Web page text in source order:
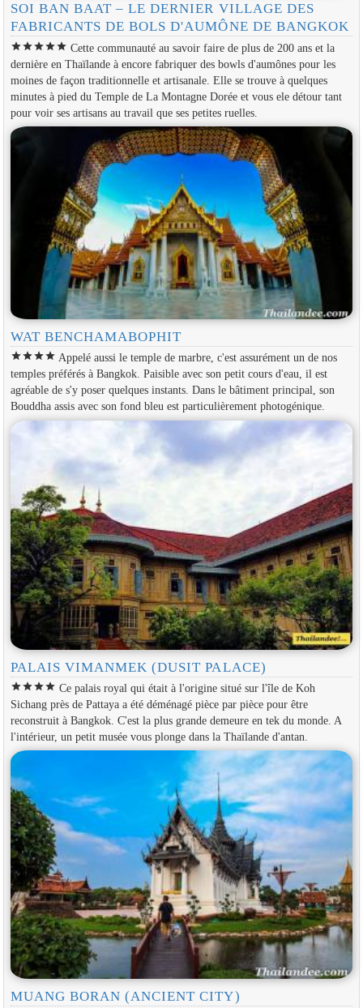
SOI BAN BAAT – LE DERNIER VILLAGE DES
FABRICANTS DE BOLS D'AUMÔNE DE BANGKOK
starstarstarstarstar Cette communauté au savoir faire de plus de 200 ans et la
dernière en Thaïlande à encore fabriquer des bowls d'aumônes pour les
moines de façon traditionnelle et artisanale. Elle se trouve à quelques
minutes à pied du Temple de La Montagne Dorée et vous ele détour tant
pour voir ses artisans au travail que ses petites ruelles.
WAT BENCHAMABOPHIT
starstarstarstar Appelé aussi le temple de marbre, c'est assurément un de nos
temples préférés à Bangkok. Paisible avec son petit cours d'eau, il est
agréable de s'y poser quelques instants. Dans le bâtiment principal, son
Bouddha assis avec son fond bleu est particulièrement photogénique.
PALAIS VIMANMEK (DUSIT PALACE)
starstarstarstar Ce palais royal qui était à l'origine situé sur l'île de Koh
Sichang près de Pattaya a été déménagé pièce par pièce pour être
reconstruit à Bangkok. C'est la plus grande demeure en tek du monde. A
l'intérieur, un petit musée vous plonge dans la Thaïlande d'antan.
MUANG BORAN (ANCIENT CITY)